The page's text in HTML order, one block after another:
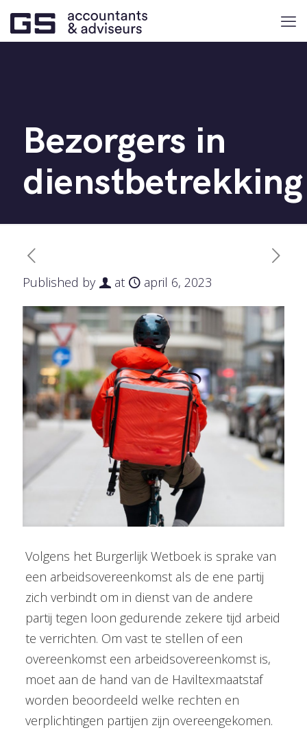
Bezorgers in
dienstbetrekking
Published by at april 6, 2023
Volgens het Burgerlijk Wetboek is sprake van
een arbeidsovereenkomst als de ene partij
zich verbindt om in dienst van de andere
partij tegen loon gedurende zekere tijd arbeid
te verrichten. Om vast te stellen of een
overeenkomst een arbeidsovereenkomst is,
moet aan de hand van de Haviltexmaatstaf
worden beoordeeld welke rechten en
verplichtingen partijen zijn overeengekomen.